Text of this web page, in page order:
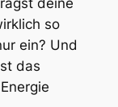
deine
so
ein? Und
das